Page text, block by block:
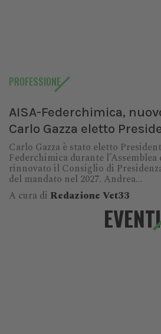
PROFESSIONE
AISA-Federchimica,
Carlo Gazza eletto
Carlo Gazza è stato eletto
Federchimica durante
rinnovato il Consiglio di
del mandato nel 2027. Andrea...
A cura di Redazione Vet33
EVENTI